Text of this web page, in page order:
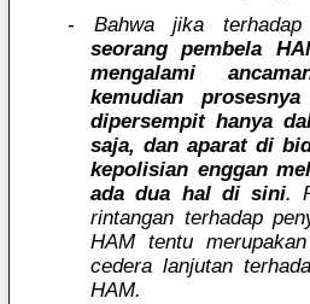
- Bahwa jika
seorang pembela
mengalami
kemudian
dipersempit hanya
saja, dan aparat di
kepolisian enggan
ada dua hal di sini.
rintangan terhadap
HAM tentu
cedera lanjutan
HAM.